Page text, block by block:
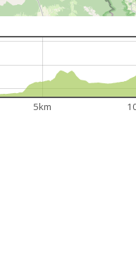
5km